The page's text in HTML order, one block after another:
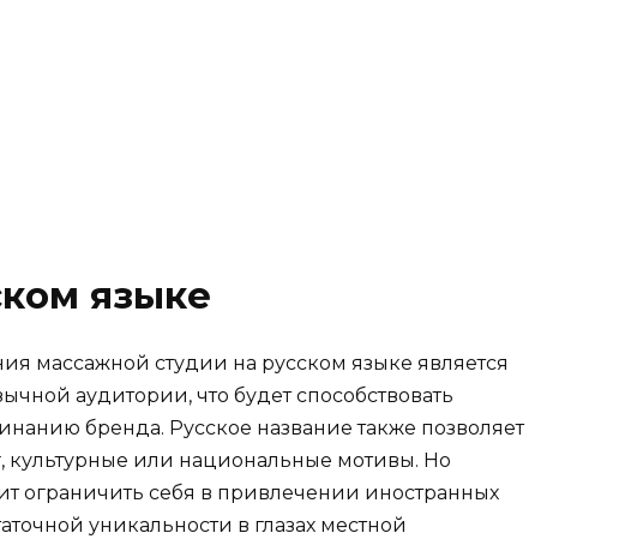
языке
массажной студии на русском языке является
аудитории, что будет способствовать
бренда. Русское название также позволяет
культурные или национальные мотивы. Но
ограничить себя в привлечении иностранных
уникальности в глазах местной